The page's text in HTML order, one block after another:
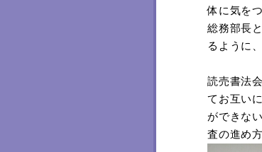
体に気を
総務部長
るように
読売書法
てお互い
ができな
査の進め